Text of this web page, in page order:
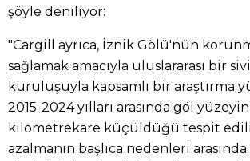
şöyle deniliyor:
"Cargill ayrıca, İznik Gölü'nün
sağlamak amacıyla uluslararası bir
kuruluşuyla kapsamlı bir araştırma
2015-2024 yılları arasında göl
kilometrekare küçüldüğü tespit
azalmanın başlıca nedenleri